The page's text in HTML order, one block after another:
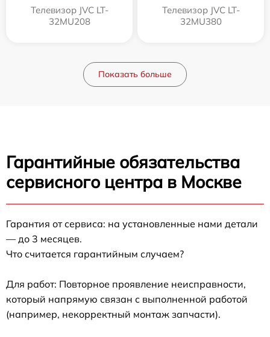
Телевизор JVC LT-
32MU208
Телевизор JVC LT-
32MU380
Показать больше
Гарантийные обязательства
сервисного центра в Москве
Гарантия от сервиса: на установленные нами детали
— до 3 месяцев.
Что считается гарантийным случаем?
Для работ: Повторное проявление неисправности,
который напрямую связан с выполненной работой
(например, некорректный монтаж запчасти).